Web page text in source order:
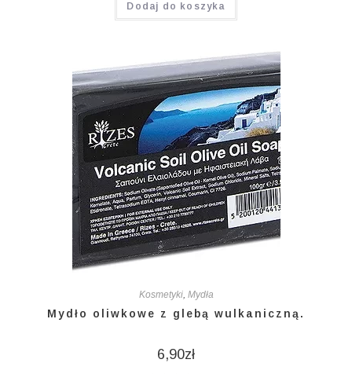
5.00na 5
Dodaj do koszyka
Kosmetyki, Mydła
Mydło oliwkowe z glebą wulkaniczną.
6,90zł